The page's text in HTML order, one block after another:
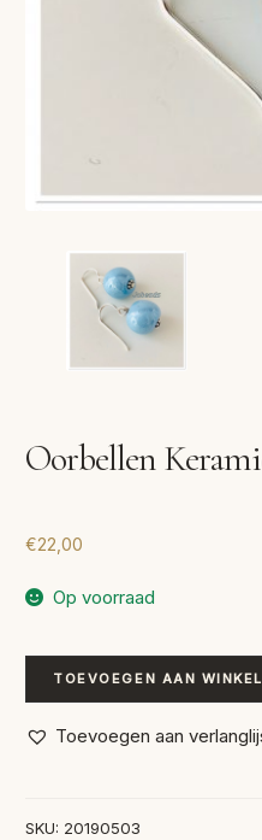
VERZENDKOSTEN
Oorbellen
€22,00
Op voorraad
Oorbellen
Keramiek
aantal
TOEVOEGEN AAN
Toevoegen aan
SKU: 20190503